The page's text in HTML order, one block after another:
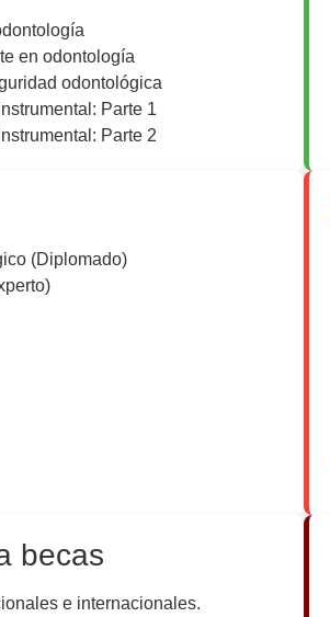
en odontología
odontológica
Parte 1
Parte 2
(Diplomado)
becas
e internacionales.